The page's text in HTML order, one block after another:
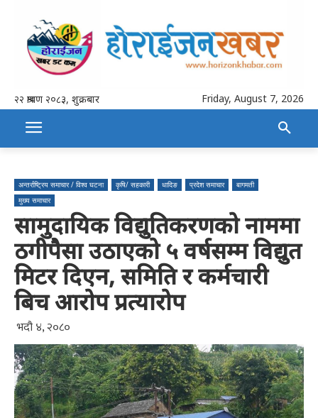
२२ श्रावण २०८३, शुक्रबार Friday, August 7, 2026
अन्तर्राष्ट्रिय समाचार / विश्व घटना कृषि/ सहकारी धादिङ प्रदेश समाचार
बागमती
मुख्य समाचार
सामुदायिक विद्युतिकरणको नाममा
ठगीपैसा उठाएको ५ वर्षसम्म विद्युत
मिटर दिएन, समिति र कर्मचारी
बिच आरोप प्रत्यारोप
भदौ ४, २०८०